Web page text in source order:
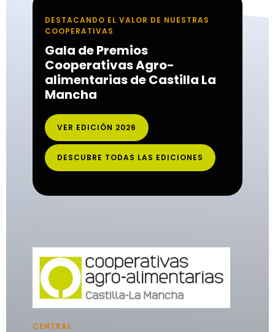
DESTACANDO EL VALOR DE NUESTRAS
COOPERATIVAS
Gala de Premios
Cooperativas Agro-
alimentarias de Castilla La
Mancha
VER EDICIÓN 2026
DESCUBRE TODAS LAS EDICIONES
CENTRAL